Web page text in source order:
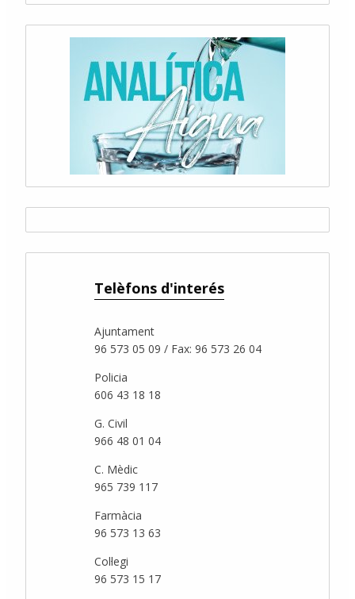
Telèfons d'interés
Ajuntament
96 573 05 09 / Fax: 96 573 26 04
Policia
606 43 18 18
G. Civil
966 48 01 04
C. Mèdic
965 739 117
Farmàcia
96 573 13 63
Col·legi
96 573 15 17